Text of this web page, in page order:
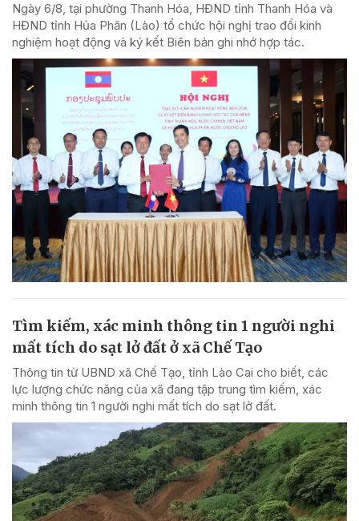
Ngày 6/8, tại phường Thanh Hóa, HĐND tỉnh Thanh Hóa và
HĐND tỉnh Hủa Phăn (Lào) tổ chức hội nghị trao đổi kinh
nghiệm hoạt động và ký kết Biên bản ghi nhớ hợp tác.
Tìm kiếm, xác minh thông tin 1 người nghi
mất tích do sạt lở đất ở xã Chế Tạo
Thông tin từ UBND xã Chế Tạo, tỉnh Lào Cai cho biết, các
lực lượng chức năng của xã đang tập trung tìm kiếm, xác
minh thông tin 1 người nghi mất tích do sạt lở đất.